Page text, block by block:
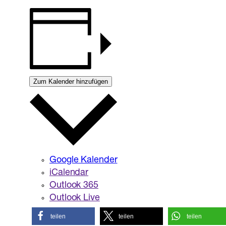
Zum Kalender hinzufügen
Google Kalender
iCalendar
Outlook 365
Outlook Live
teilen teilen teilen